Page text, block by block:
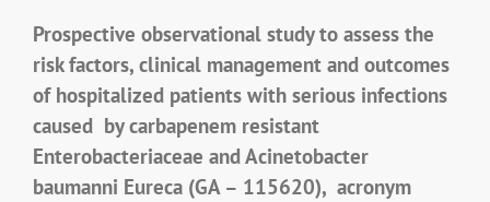
Prospective observational study to assess the
risk factors, clinical management and outcomes
of hospitalized patients with serious infections
caused by carbapenem resistant
Enterobacteriaceae and Acinetobacter
baumanni Eureca (GA – 115620), acronym